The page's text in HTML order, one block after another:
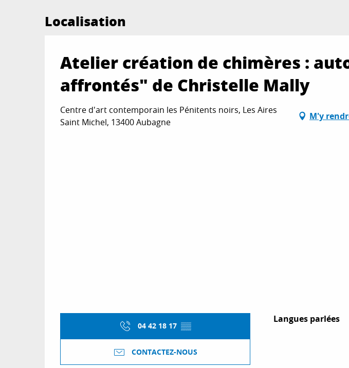
Localisation
Atelier création de chimères :
affrontés" de Christelle Mally
Centre d'art contemporain les Pénitents noirs, Les Aires
Saint Michel, 13400 Aubagne
M'y
04 42 18 17 ▒▒
CONTACTEZ-NOUS
Langues parlées
Langues parlées